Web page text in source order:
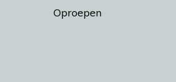
Oproepen